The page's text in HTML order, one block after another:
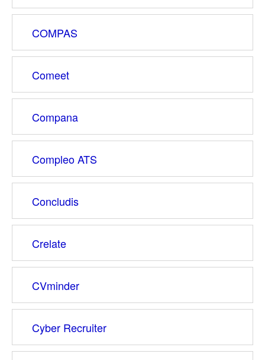
COMPAS
Comeet
Compana
Compleo ATS
Concludis
Crelate
CVminder
Cyber Recruiter